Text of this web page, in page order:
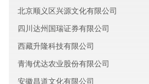
北京顺义区兴源文化有限公司
四川达州国瑞证券有限公司
西藏升隆科技有限公司
青海优达农业股份有限公司
安徽昌道文化有限公司